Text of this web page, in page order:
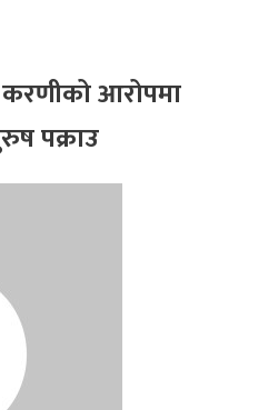
आरोपमा
पक्राउ